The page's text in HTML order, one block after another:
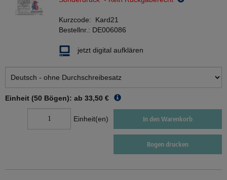
Kurzcode: Kard21
Bestellnr.: DE006086
jetzt digital aufklären
Einheit (50 Bögen): ab 33,50 €
Einheit(en) In den Warenkorb
Bogen drucken